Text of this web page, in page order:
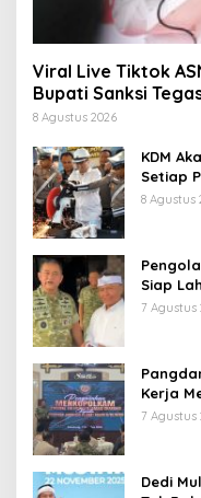
Viral Live Tiktok
Bupati Sanksi
8 Agustus 2026
KDM
Setiap
8 Agustus
Siap
Jawa
7 Agustus
Kerja
7 Agustus
Dedi